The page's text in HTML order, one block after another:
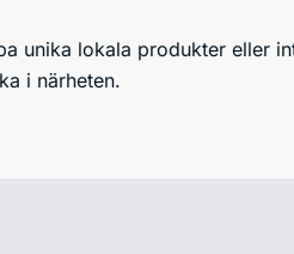
unika lokala produkter eller
i närheten.